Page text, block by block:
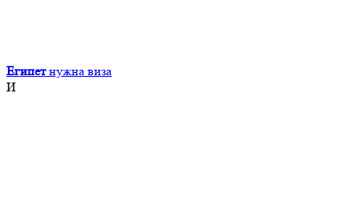
Египет нужна виза
И